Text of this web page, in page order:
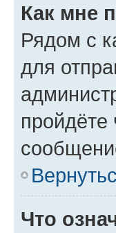
Как мне
Рядом с
для
Что